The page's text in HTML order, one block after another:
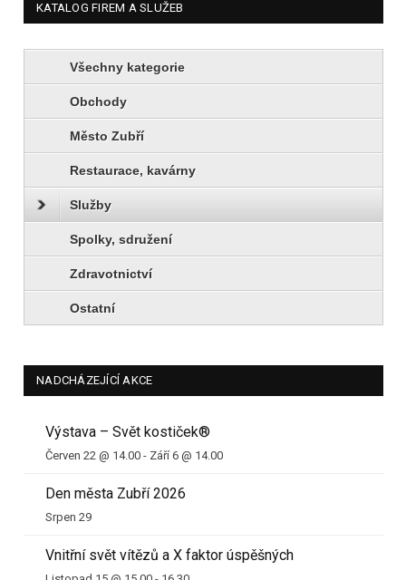
KATALOG FIREM A SLUŽEB
Všechny kategorie
Obchody
Město Zubří
Restaurace, kavárny
Služby
Spolky, sdružení
Zdravotnictví
Ostatní
NADCHÁZEJÍCÍ AKCE
Výstava – Svět kostiček®
Červen 22 @ 14.00 - Září 6 @ 14.00
Den města Zubří 2026
Srpen 29
Vnitřní svět vítězů a X faktor úspěšných